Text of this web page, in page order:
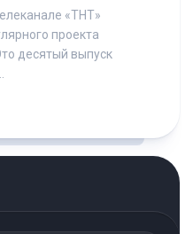
«ТНТ»
проекта
десятый выпуск